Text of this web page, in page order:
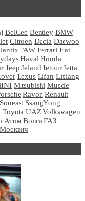
BelGee Bentley BMW
Citroen Dacia Daewoo
FAW Ferrari Fiat
Haval Honda
Jeep Jeland Jetour Jetta
Lexus Lifan Lixiang
Mitsubishi Muscle
Ravon Renault
Soueast SsangYong
Toyota UAZ Volkswagen
Атом Волга ГАЗ
Москвич